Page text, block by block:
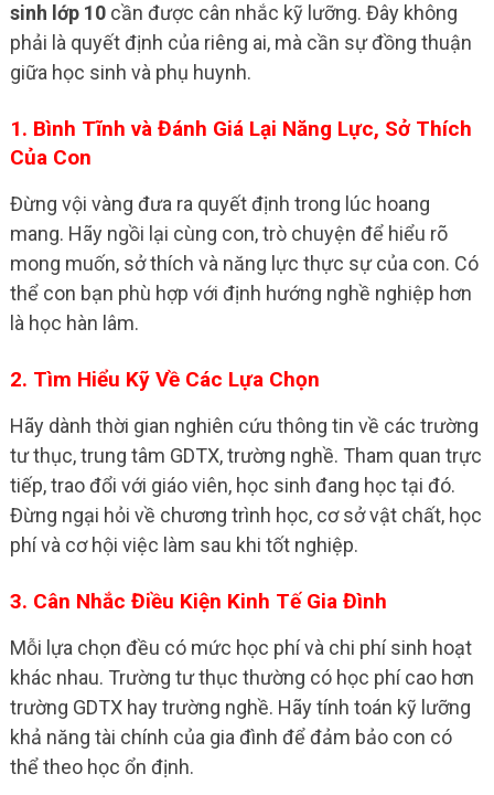
sinh lớp 10cần được cân nhắc kỹ lưỡng. Đây không
phải là quyết định của riêng ai, mà cần sự đồng thuận
giữa học sinh và phụ huynh.
1. Bình Tĩnh và Đánh Giá Lại Năng Lực, Sở Thích
Của Con
Đừng vội vàng đưa ra quyết định trong lúc hoang
mang. Hãy ngồi lại cùng con, trò chuyện để hiểu rõ
mong muốn, sở thích và năng lực thực sự của con. Có
thể con bạn phù hợp với định hướng nghề nghiệp hơn
là học hàn lâm.
2. Tìm Hiểu Kỹ Về Các Lựa Chọn
Hãy dành thời gian nghiên cứu thông tin về các trường
tư thục, trung tâm GDTX, trường nghề. Tham quan trực
tiếp, trao đổi với giáo viên, học sinh đang học tại đó.
Đừng ngại hỏi về chương trình học, cơ sở vật chất, học
phí và cơ hội việc làm sau khi tốt nghiệp.
3. Cân Nhắc Điều Kiện Kinh Tế Gia Đình
Mỗi lựa chọn đều có mức học phí và chi phí sinh hoạt
khác nhau. Trường tư thục thường có học phí cao hơn
trường GDTX hay trường nghề. Hãy tính toán kỹ lưỡng
khả năng tài chính của gia đình để đảm bảo con có
thể theo học ổn định.